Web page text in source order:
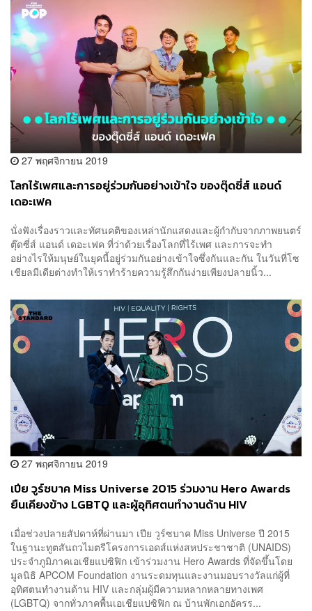
27 พฤศจิกายน 2019
โลกไร้เพศและการอยู่ร่วมกันอย่างเข้าใจ ของตุ๊ดซี่ส์ แอนด์
เดอะเฟค
นั่งฟังเรื่องราวและทัศนคติของเหล่านักแสดงและผู้กำกับจากภาพยนตร์
ตุ๊ดซี่ส์ แอนด์ เดอะเฟค ที่ว่าด้วยเรื่องโลกที่ไร้เพศ และการจะทำ
อย่างไรให้มนุษย์ในยุคนี้อยู่ร่วมกันอย่างเข้าใจซึ่งกันและกัน ในวันที่โซ
เชียลมีเดียต่างทำให้เราทำร้ายความรู้สึกกันง่ายเพียงปลายนิ้ว...
27 พฤศจิกายน 2019
เปีย วูร์ซบาค Miss Universe 2015 ร่วมงาน Hero Awards
ยืนเคียงข้าง LGBTQ และผู้อุทิศตนทำงานด้าน HIV
เมื่อช่วงปลายสัปดาห์ที่ผ่านมา เปีย วูร์ซบาค Miss Universe ปี 2015
ในฐานะทูตสันถวไมตรีโครงการเอดส์แห่งสหประชาชาติ (UNAIDS)
ประจำภูมิภาคเอเชียแปซิฟิก เข้าร่วมงาน Hero Awards ที่จัดขึ้นโดย
มูลนิธิ APCOM Foundation งานระดมทุนและงานมอบรางวัลแก่ผู้ที่
อุทิศตนทำงานด้าน HIV และกลุ่มผู้มีความหลากหลายทางเพศ
(LGBTQ) จากทั่วภาคพื้นเอเชียแปซิฟิก ณ บ้านพักเอกอัครร...